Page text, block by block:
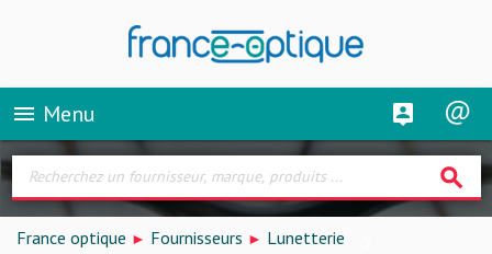
menu Menu
search
France optique Fournisseurs Lunetterie